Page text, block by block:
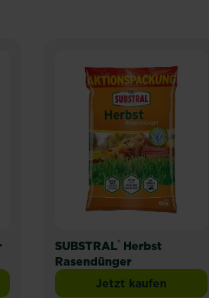
Rasendünger Sport & Spiel
SUBSTRAL® Herbst
Rasendünger
Jetzt kaufenSUBSTRAL®